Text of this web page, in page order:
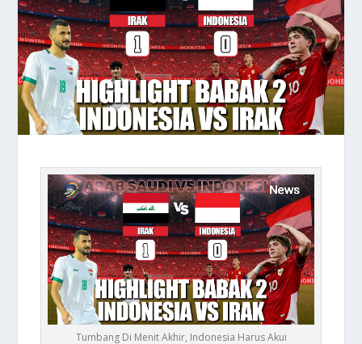
Tumbang Di Menit Akhir, Indonesia Harus Akui